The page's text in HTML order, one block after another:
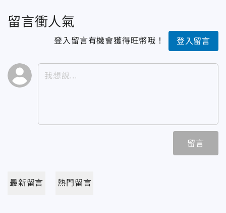
留言衝人氣
登入留言有機會獲得旺幣哦！ 登入留言
留言
最新留言 熱門留言